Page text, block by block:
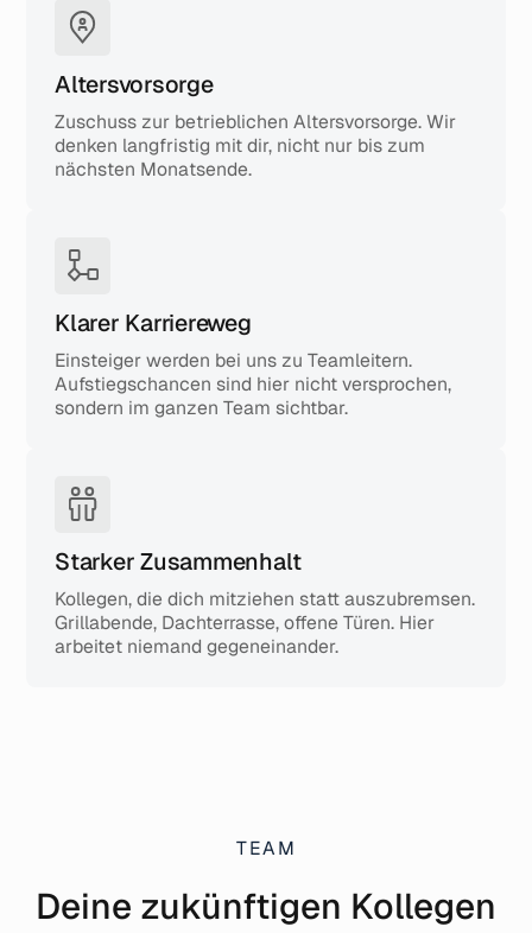
Altersvorsorge
Zuschuss zur betrieblichen Altersvorsorge. Wir
denken langfristig mit dir, nicht nur bis zum
nächsten Monatsende.
Klarer Karriereweg
Einsteiger werden bei uns zu Teamleitern.
Aufstiegschancen sind hier nicht versprochen,
sondern im ganzen Team sichtbar.
Starker Zusammenhalt
Kollegen, die dich mitziehen statt auszubremsen.
Grillabende, Dachterrasse, offene Türen. Hier
arbeitet niemand gegeneinander.
TEAM
Deine zukünftigen Kollegen